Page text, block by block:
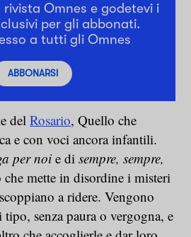
Omnes e godetevi i
per gli abbonati.
a tutti gli Omnes
ABBONARSI
delRosario, Quello che
e con voci ancora infantili.
per noie disempre, sempre,
che mette in disordine i misteri
a ridere. Vengono
senza paura o vergogna, e